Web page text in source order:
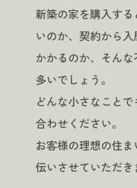
新築の家を購入す
いのか、契約から
かかるのか、そん
多いでしょう。
どんな小さなこと
合わせください。
お客様の理想の住
伝いさせていただき